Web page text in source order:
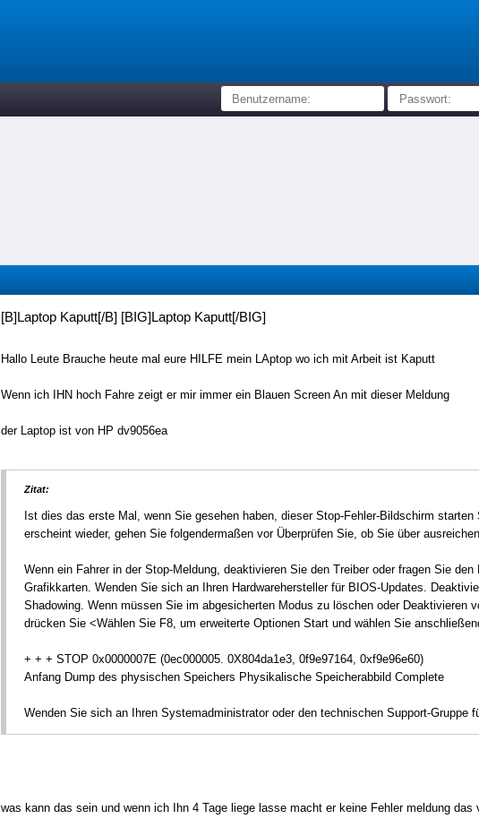
[B]Laptop Kaputt[/B] [BIG]Laptop Kaputt[/BIG]
Hallo Leute Brauche heute mal eure HILFE mein LAptop wo ich mit Arbeit ist Kaputt
Wenn ich IHN hoch Fahre zeigt er mir immer ein Blauen Screen An mit dieser Meldung
der Laptop ist von HP dv9056ea
Zitat:
Ist dies das erste Mal, wenn Sie gesehen haben, dieser Stop-Fehler-Bildschirm
erscheint wieder, gehen Sie folgendermaßen vor Überprüfen Sie, ob Sie über
Wenn ein Fahrer in der Stop-Meldung, deaktivieren Sie den Treiber oder fragen Sie
Grafikkarten. Wenden Sie sich an Ihren Hardwarehersteller für BIOS-Updates.
Shadowing. Wenn müssen Sie im abgesicherten Modus zu löschen oder Deaktivieren
drücken Sie <Wählen Sie F8, um erweiterte Optionen Start und wählen Sie
+ + + STOP 0x0000007E (0ec000005. 0X804da1e3, 0f9e97164, 0xf9e96e60)
Anfang Dump des physischen Speichers Physikalische Speicherabbild Complete
Wenden Sie sich an Ihren Systemadministrator oder den technischen Support-Gruppe
was kann das sein und wenn ich Ihn 4 Tage liege lasse macht er keine Fehler meldung das